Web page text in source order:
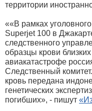
территории
««В рамках
Superjet 100 в
следственного
образцы крови
авиакатастрофе
Следственный
кровь передана
генетических
погибших», - пишут